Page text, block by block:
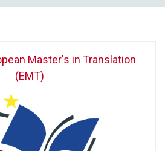
Master's in Translation
(EMT)